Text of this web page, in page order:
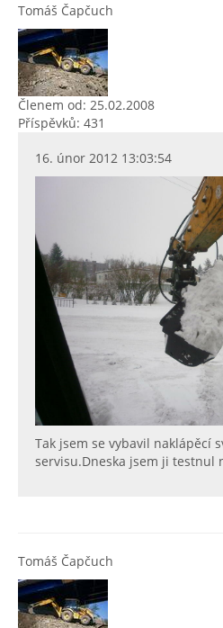
Tomáš Čapčuch
Členem od: 25.02.2008
Příspěvků: 431
16. únor 2012 13:03:54
Tak jsem se vybavil naklápěcí
servisu.Dneska jsem ji testnul
Tomáš Čapčuch